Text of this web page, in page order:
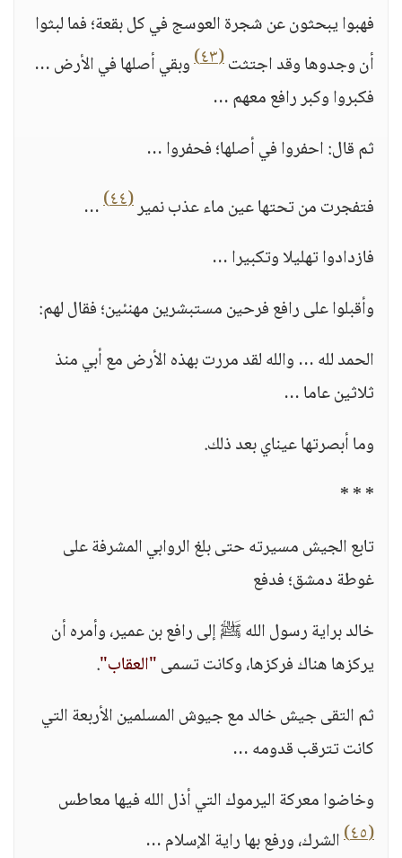
فهبوا يبحثون عن شجرة العوسج في كل بقعة؛ فما لبثوا
أن وجدوها وقد اجتثت(٤٣)
وبقي أصلها في الأرض …
فكبروا وكبر رافع معهم …
ثم قال: احفروا في أصلها؛ فحفروا …
فتفجرت من تحتها عين ماء عذب نمير(٤٤)
…
فازدادوا تهليلا وتكبيرا …
وأقبلوا على رافع فرحين مستبشرين مهنئين؛ فقال لهم:
الحمد لله … والله لقد مررت بهذه الأرض مع أبي منذ
ثلاثين عاما …
وما أبصرتها عيناي بعد ذلك.
* * *
تابع الجيش مسيرته حتى بلغ الروابي المشرفة على
غوطة دمشق؛ فدفع
خالد براية رسول الله ﷺ إلى رافع بن عمير، وأمره أن
يركزها هناك فركزها، وكانت تسمى"العقاب".
ثم التقى جيش خالد مع جيوش المسلمين الأربعة التي
كانت تترقب قدومه …
وخاضوا معركة اليرموك التي أذل الله فيها معاطس
(٤٥)
الشرك، ورفع بها راية الإسلام …